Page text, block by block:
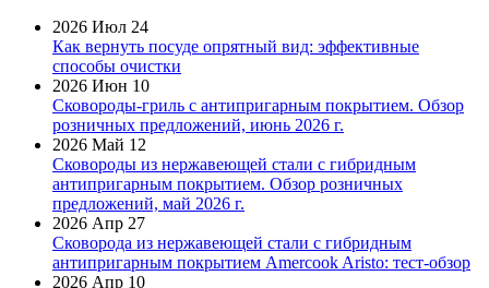
2026 Июл 24
Как вернуть посуде опрятный вид: эффективные
способы очистки
2026 Июн 10
Сковороды-гриль с антипригарным покрытием. Обзор
розничных предложений, июнь 2026 г.
2026 Май 12
Сковороды из нержавеющей стали с гибридным
антипригарным покрытием. Обзор розничных
предложений, май 2026 г.
2026 Апр 27
Сковорода из нержавеющей стали с гибридным
антипригарным покрытием Amercook Aristo: тест-обзор
2026 Апр 10